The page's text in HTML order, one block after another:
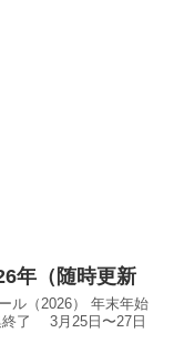
年（随時更新
ル（2026） 年末年始
了 3月25日〜27日